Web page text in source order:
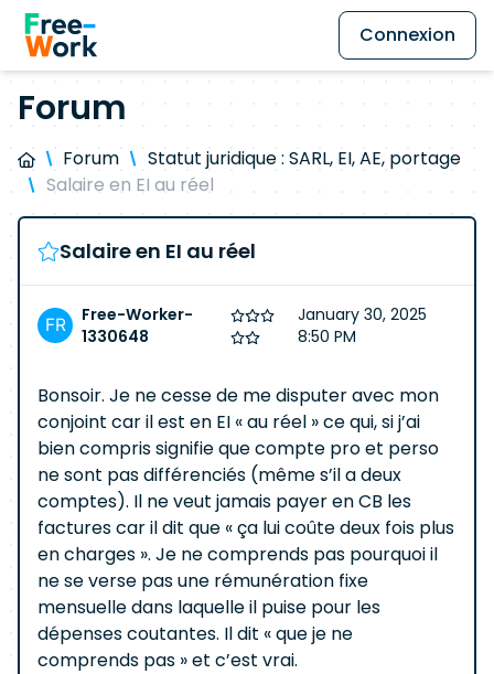
Connexion
Forum
Forum
Statut juridique : SARL, EI, AE, portage
Salaire en EI au réel
Salaire en EI au réel
Free-Worker-
1330648
January 30, 2025
8:50 PM
Bonsoir. Je ne cesse de me disputer avec mon
conjoint car il est en EI « au réel » ce qui, si j’ai
bien compris signifie que compte pro et perso
ne sont pas différenciés (même s’il a deux
comptes). Il ne veut jamais payer en CB les
factures car il dit que « ça lui coûte deux fois plus
en charges ». Je ne comprends pas pourquoi il
ne se verse pas une rémunération fixe
mensuelle dans laquelle il puise pour les
dépenses coutantes. Il dit « que je ne
comprends pas » et c’est vrai.